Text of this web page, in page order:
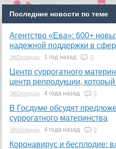
Последние новости по теме
Агентство «Ева»: 600+
надежной поддержки в
ЭКОплод.ру 1 год назад 0
​Центр суррогатного
центр репродукции,
ЭКОплод.ру 4 года назад 0
В Госдуме обсудят
суррогатного материнства
ЭКОплод.ру 4 года назад 0
Коронавирус и бесплодие: